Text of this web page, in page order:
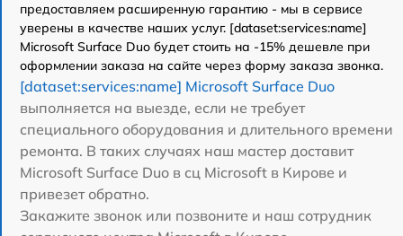
предоставляем расширенную гарантию - мы в сервисе
уверены в качестве наших услуг. [dataset:services:name]
Microsoft Surface Duo будет стоить на -15% дешевле при
оформлении заказа на сайте через форму заказа звонка.
[dataset:services:name] Microsoft Surface Duo
выполняется на выезде, если не требует
специального оборудования и длительного времени
ремонта. В таких случаях наш мастер доставит
Microsoft Surface Duo в сц Microsoft в Кирове и
привезет обратно.
Закажите звонок или позвоните и наш сотрудник